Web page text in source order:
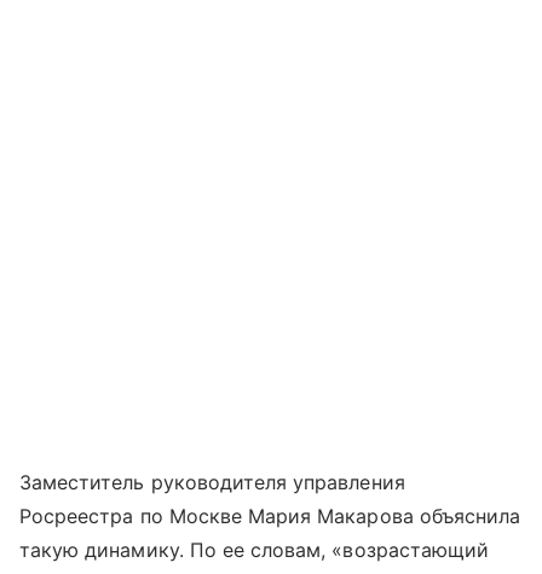
Заместитель руководителя управления
Росреестра по Москве Мария Макарова объяснила
такую динамику. По ее словам, «возрастающий